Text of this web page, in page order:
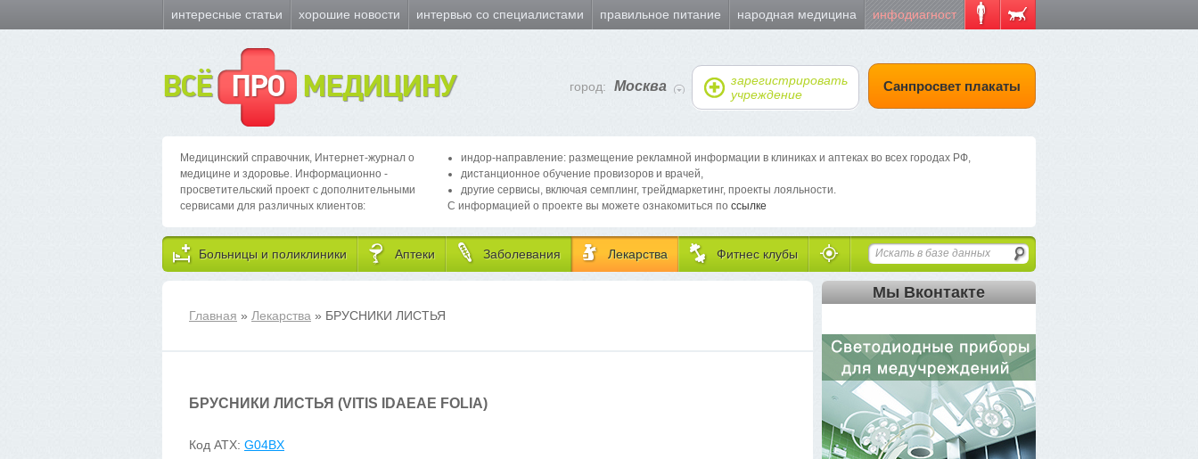
интересные статьи хорошие новости интервью со специалистами правильное питание народная медицина инфодиагност
ВСЁ ПРО МЕДИЦИНУ город: Москва
зарегистрировать
учреждение
Санпросвет плакаты
Медицинский справочник, Интернет-журнал о
медицине и здоровье. Информационно -
просветительский проект с дополнительными
сервисами для различных клиентов:
индор-направление: размещение рекламной информации в клиниках и аптеках во всех городах РФ,
дистанционное обучение провизоров и врачей,
другие сервисы, включая семплинг, трейдмаркетинг, проекты лояльности.
С информацией о проекте вы можете ознакомиться по ссылке
Больницы и поликлиники Аптеки Заболевания Лекарства Фитнес клубы
Главная » Лекарства » БРУСНИКИ ЛИСТЬЯ
БРУСНИКИ ЛИСТЬЯ (VITIS IDAEAE FOLIA)
Код ATX: G04BX
Мы Вконтакте